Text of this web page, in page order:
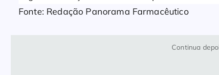
Fonte: Redação Panorama Farmacêutico
Continua